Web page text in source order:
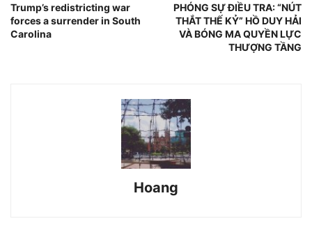
Trump’s redistricting war
forces a surrender in South
Carolina
PHÓNG SỰ ĐIỀU TRA: “NÚT
THẮT THẾ KỶ” HỒ DUY HẢI
VÀ BÓNG MA QUYỀN LỰC
THƯỢNG TẦNG
Hoang